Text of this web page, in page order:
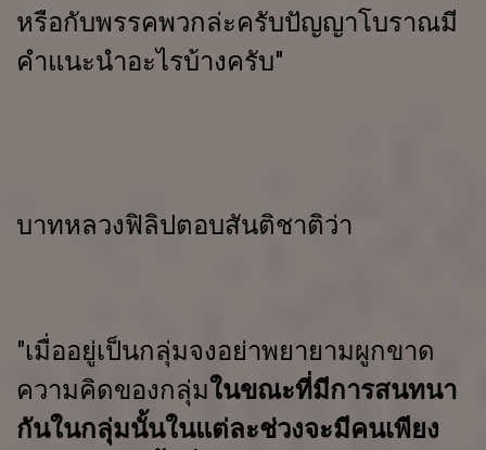
หรือกับพรรคพวกล่ะครับปัญญาโบราณมี
คำแนะนำอะไรบ้างครับ"
บาทหลวงฟิลิปตอบสันติชาติว่า
"เมื่ออยู่เป็นกลุ่มจงอย่าพยายามผูกขาด
ความคิดของกลุ่มในขณะที่มีการสนทนา
กันในกลุ่มนั้นในแต่ละช่วงจะมีคนเพียง